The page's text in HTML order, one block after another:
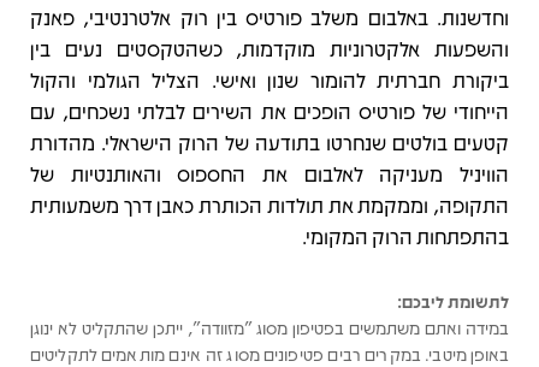
וחדשנות. באלבום משלב פורטיס בין רוק אלטרנטיבי, פאנק
והשפעות אלקטרוניות מוקדמות, כשהטקסטים נעים בין
ביקורת חברתית להומור שנון ואישי. הצליל הגולמי והקול
הייחודי של פורטיס הופכים את השירים לבלתי נשכחים, עם
קטעים בולטים שנחרטו בתודעה של הרוק הישראלי. מהדורת
הוויניל מעניקה לאלבום את החספוס והאותנטיות של
התקופה, וממקמת את תולדות הכותרת כאבן דרך משמעותית
בהתפתחות הרוק המקומי.
לתשומת ליבכם:
במידה ואתם משתמשים בפטיפון מסוג "מזוודה", ייתכן שהתקליט לא ינוגן
באופן מיטבי. במקרים רבים פטיפונים מסוג זה אינם מותאמים לתקליטים